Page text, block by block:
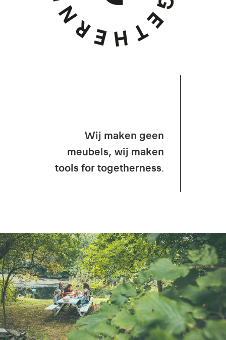
Wij maken geen
meubels, wij maken
tools for togetherness.